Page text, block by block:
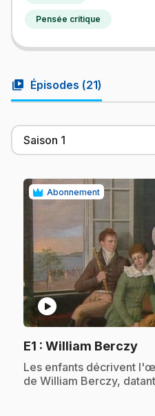
Pensée critique
video_library Épisodes (21)
Abonnement
play_circle
E1 : William Berczy.
.Les enfants décrivent
de William Berczy,